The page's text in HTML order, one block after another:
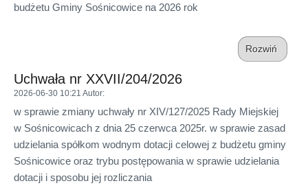
budżetu Gminy Sośnicowice na 2026 rok
Rozwiń
Uchwała nr XXVII/204/2026
2026-06-30 10:21 Autor:
w sprawie zmiany uchwały nr XIV/127/2025 Rady Miejskiej
w Sośnicowicach z dnia 25 czerwca 2025r. w sprawie zasad
udzielania spółkom wodnym dotacji celowej z budżetu gminy
Sośnicowice oraz trybu postępowania w sprawie udzielania
dotacji i sposobu jej rozliczania